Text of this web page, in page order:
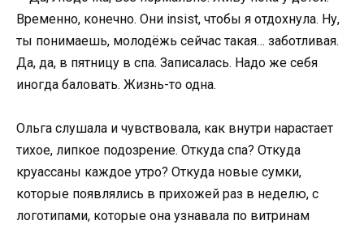
Временно, конечно. Они insist, чтобы я отдохнула. Ну,
ты понимаешь, молодёжь сейчас такая… заботливая.
Да, да, в пятницу в спа. Записалась. Надо же себя
иногда баловать. Жизнь-то одна.
Ольга слушала и чувствовала, как внутри нарастает
тихое, липкое подозрение. Откуда спа? Откуда
круассаны каждое утро? Откуда новые сумки,
которые появлялись в прихожей раз в неделю, с
логотипами, которые она узнавала по витринам